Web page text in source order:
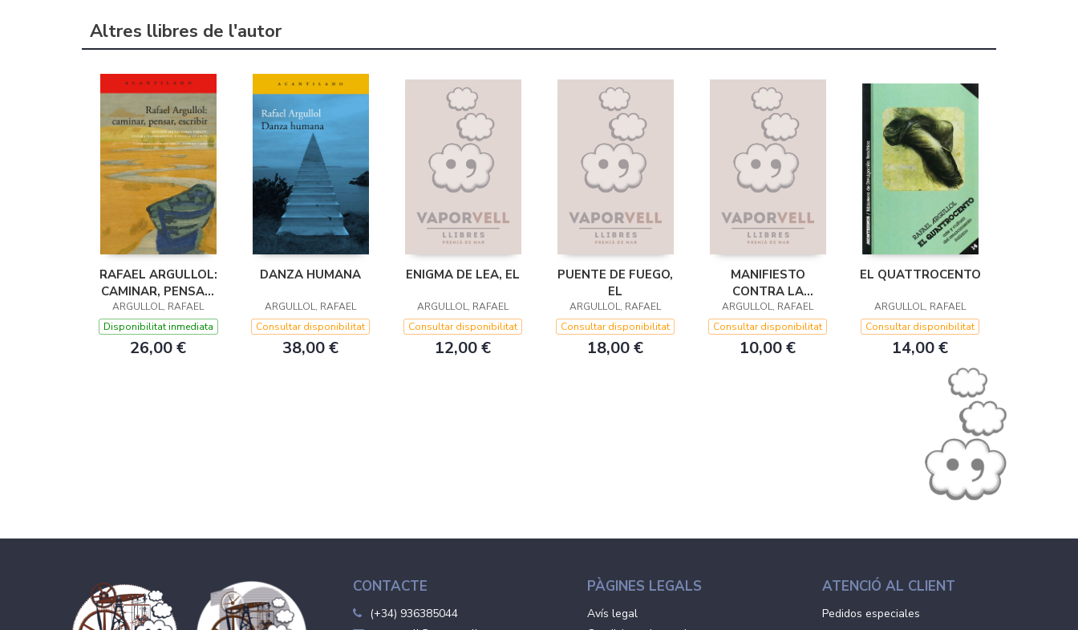
Altres llibres de l'autor
RAFAEL ARGULLOL:
CAMINAR, PENSAR,
ESCRIBIR
ARGULLOL, RAFAEL
Disponibilitat inmediata
26,00 €
DANZA HUMANA
ARGULLOL, RAFAEL
Consultar disponibilitat
38,00 €
ENIGMA DE LEA, EL
ARGULLOL, RAFAEL
Consultar disponibilitat
12,00 €
PUENTE DE FUEGO,
EL
ARGULLOL, RAFAEL
Consultar disponibilitat
18,00 €
MANIFIESTO
CONTRA LA
SERVIDUMBRE
ARGULLOL, RAFAEL
Consultar disponibilitat
10,00 €
EL QUATTROCENTO
ARGULLOL, RAFAEL
Consultar disponibilitat
14,00 €
CONTACTE
(+34) 936385044
PÀGINES LEGALS
Avís legal
ATENCIÓ AL CLIENT
Pedidos especiales